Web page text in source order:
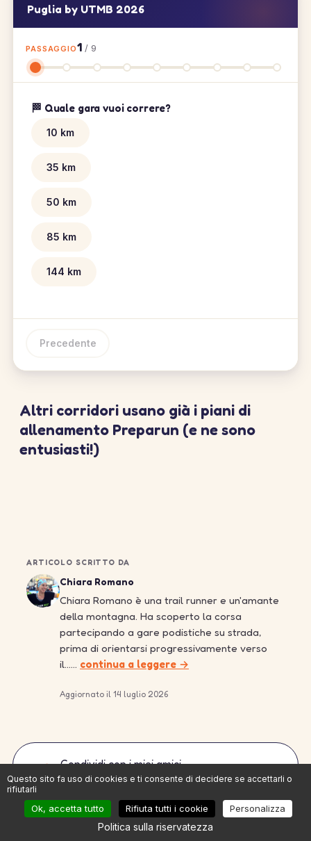
Puglia by UTMB 2026
PASSAGGIO1 / 9
🏁 Quale gara vuoi correre?
10 km
35 km
50 km
85 km
144 km
Precedente
Altri corridori usano già i piani di
allenamento Preparun (e ne sono
entusiasti!)
ARTICOLO SCRITTO DA
Chiara Romano
Chiara Romano è una trail runner e un'amante
della montagna. Ha scoperto la corsa
partecipando a gare podistiche su strada,
prima di orientarsi progressivamente verso
il…… continua a leggere →
Aggiornato il 14 luglio 2026
Condividi con i miei amici
Questo sito fa uso di cookies e ti consente di decidere se accettarli o
rifiutarli
Ok, accetta tutto Rifiuta tutti i cookie Personalizza
Politica sulla riservatezza